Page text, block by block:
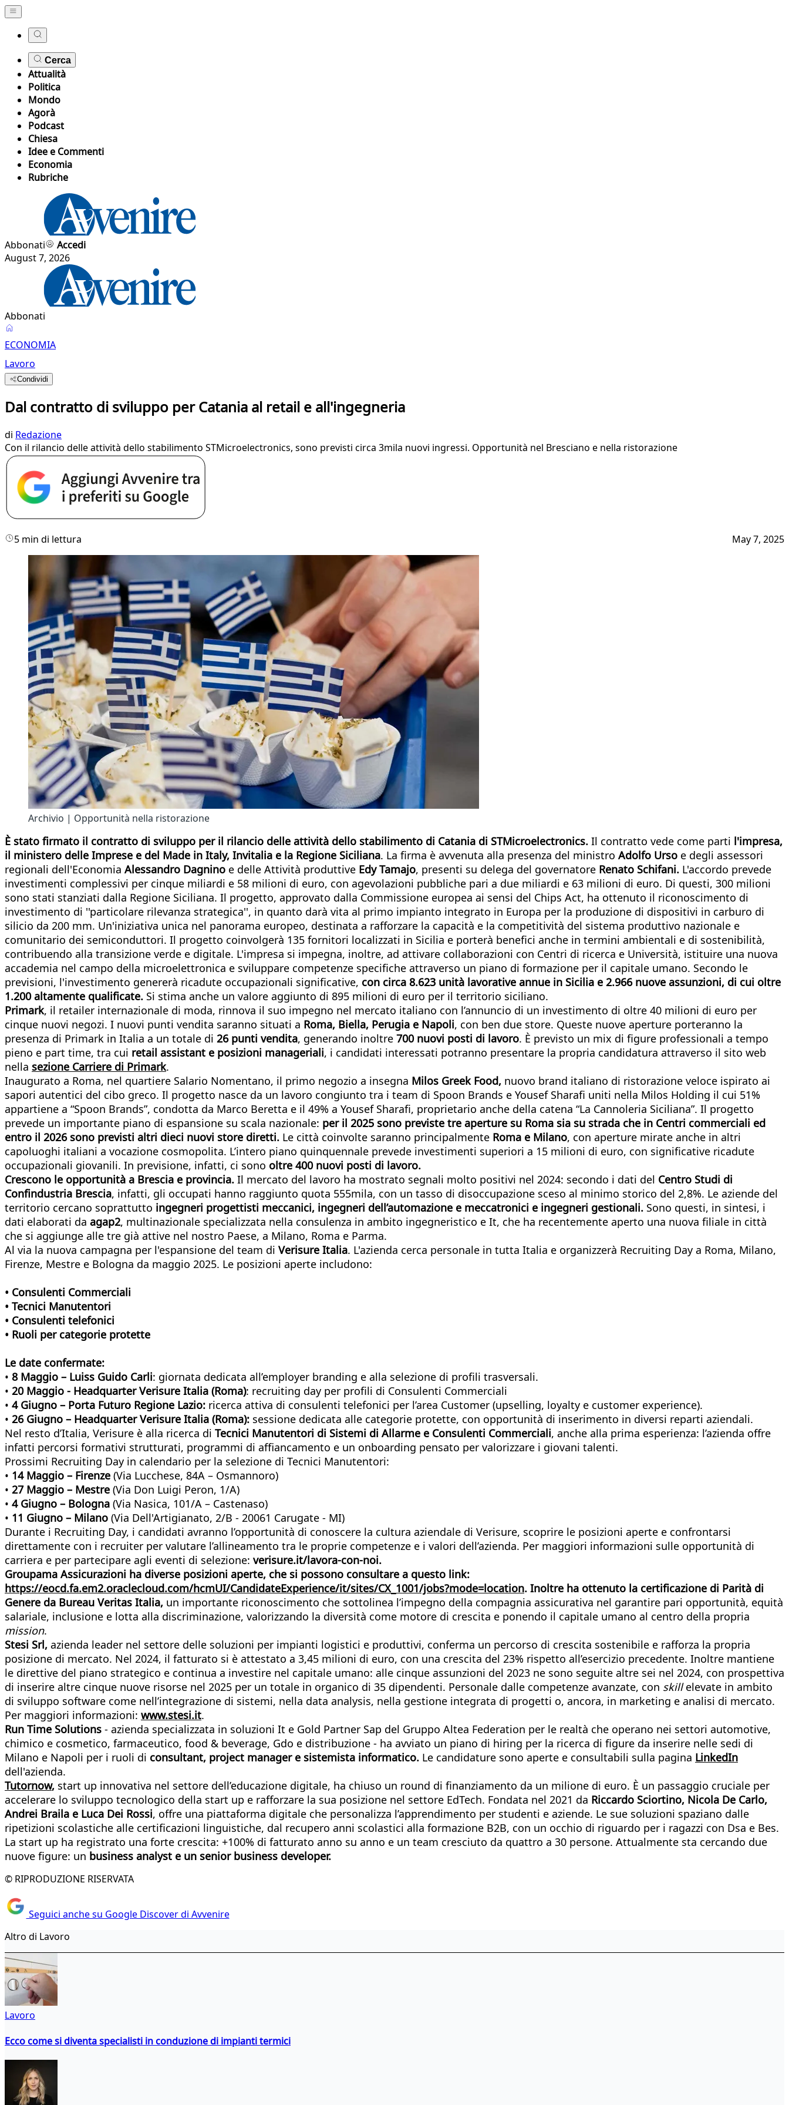
Cerca
Attualità
Politica
Mondo
Agorà
Podcast
Chiesa
Idee e Commenti
Economia
Rubriche
Abbonati
Accedi
August 7, 2026
Abbonati
ECONOMIA
Lavoro
Condividi
Dal contratto di sviluppo per Catania al retail e all'ingegneria
di Redazione
Con il rilancio delle attività dello stabilimento STMicroelectronics, sono previsti circa 3mila nuovi ingressi. Opportunità nel Bresciano e nella ristorazione
5 min di lettura May 7, 2025
Archivio | Opportunità nella ristorazione
È stato firmato il contratto di sviluppo per il rilancio delle attività dello stabilimento di Catania di STMicroelectronics. Il contratto vede come parti l'impresa,
il ministero delle Imprese e del Made in Italy, Invitalia e la Regione Siciliana. La firma è avvenuta alla presenza del ministro Adolfo Urso e degli assessori
regionali dell'Economia Alessandro Dagnino e delle Attività produttive Edy Tamajo, presenti su delega del governatore Renato Schifani. L'accordo prevede
investimenti complessivi per cinque miliardi e 58 milioni di euro, con agevolazioni pubbliche pari a due miliardi e 63 milioni di euro. Di questi, 300 milioni
sono stati stanziati dalla Regione Siciliana. Il progetto, approvato dalla Commissione europea ai sensi del Chips Act, ha ottenuto il riconoscimento di
investimento di ''particolare rilevanza strategica'', in quanto darà vita al primo impianto integrato in Europa per la produzione di dispositivi in carburo di
silicio da 200 mm. Un'iniziativa unica nel panorama europeo, destinata a rafforzare la capacità e la competitività del sistema produttivo nazionale e
comunitario dei semiconduttori. Il progetto coinvolgerà 135 fornitori localizzati in Sicilia e porterà benefici anche in termini ambientali e di sostenibilità,
contribuendo alla transizione verde e digitale. L'impresa si impegna, inoltre, ad attivare collaborazioni con Centri di ricerca e Università, istituire una nuova
accademia nel campo della microelettronica e sviluppare competenze specifiche attraverso un piano di formazione per il capitale umano. Secondo le
previsioni, l'investimento genererà ricadute occupazionali significative, con circa 8.623 unità lavorative annue in Sicilia e 2.966 nuove assunzioni, di cui oltre
1.200 altamente qualificate. Si stima anche un valore aggiunto di 895 milioni di euro per il territorio siciliano.
Primark, il retailer internazionale di moda, rinnova il suo impegno nel mercato italiano con l’annuncio di un investimento di oltre 40 milioni di euro per
cinque nuovi negozi. I nuovi punti vendita saranno situati a Roma, Biella, Perugia e Napoli, con ben due store. Queste nuove aperture porteranno la
presenza di Primark in Italia a un totale di 26 punti vendita, generando inoltre 700 nuovi posti di lavoro. È previsto un mix di figure professionali a tempo
pieno e part time, tra cui retail assistant e posizioni manageriali, i candidati interessati potranno presentare la propria candidatura attraverso il sito web
nella sezione Carriere di Primark.
Inaugurato a Roma, nel quartiere Salario Nomentano, il primo negozio a insegna Milos Greek Food, nuovo brand italiano di ristorazione veloce ispirato ai
sapori autentici del cibo greco. Il progetto nasce da un lavoro congiunto tra i team di Spoon Brands e Yousef Sharafi uniti nella Milos Holding il cui 51%
appartiene a “Spoon Brands”, condotta da Marco Beretta e il 49% a Yousef Sharafi, proprietario anche della catena “La Cannoleria Siciliana”. Il progetto
prevede un importante piano di espansione su scala nazionale: per il 2025 sono previste tre aperture su Roma sia su strada che in Centri commerciali ed
entro il 2026 sono previsti altri dieci nuovi store diretti. Le città coinvolte saranno principalmente Roma e Milano, con aperture mirate anche in altri
capoluoghi italiani a vocazione cosmopolita. L’intero piano quinquennale prevede investimenti superiori a 15 milioni di euro, con significative ricadute
occupazionali giovanili. In previsione, infatti, ci sono oltre 400 nuovi posti di lavoro.
Crescono le opportunità a Brescia e provincia. Il mercato del lavoro ha mostrato segnali molto positivi nel 2024: secondo i dati del Centro Studi di
Confindustria Brescia, infatti, gli occupati hanno raggiunto quota 555mila, con un tasso di disoccupazione sceso al minimo storico del 2,8%. Le aziende del
territorio cercano soprattutto ingegneri progettisti meccanici, ingegneri dell’automazione e meccatronici e ingegneri gestionali. Sono questi, in sintesi, i
dati elaborati da agap2, multinazionale specializzata nella consulenza in ambito ingegneristico e It, che ha recentemente aperto una nuova filiale in città
che si aggiunge alle tre già attive nel nostro Paese, a Milano, Roma e Parma.
Al via la nuova campagna per l'espansione del team di Verisure Italia. L'azienda cerca personale in tutta Italia e organizzerà Recruiting Day a Roma, Milano,
Firenze, Mestre e Bologna da maggio 2025. Le posizioni aperte includono:
• Consulenti Commerciali
• Tecnici Manutentori
• Consulenti telefonici
• Ruoli per categorie protette
Le date confermate:
• 8 Maggio – Luiss Guido Carli: giornata dedicata all’employer branding e alla selezione di profili trasversali.
• 20 Maggio - Headquarter Verisure Italia (Roma): recruiting day per profili di Consulenti Commerciali
• 4 Giugno – Porta Futuro Regione Lazio: ricerca attiva di consulenti telefonici per l’area Customer (upselling, loyalty e customer experience).
• 26 Giugno – Headquarter Verisure Italia (Roma): sessione dedicata alle categorie protette, con opportunità di inserimento in diversi reparti aziendali.
Nel resto d’Italia, Verisure è alla ricerca di Tecnici Manutentori di Sistemi di Allarme e Consulenti Commerciali, anche alla prima esperienza: l’azienda offre
infatti percorsi formativi strutturati, programmi di affiancamento e un onboarding pensato per valorizzare i giovani talenti.
Prossimi Recruiting Day in calendario per la selezione di Tecnici Manutentori:
• 14 Maggio – Firenze (Via Lucchese, 84A – Osmannoro)
• 27 Maggio – Mestre (Via Don Luigi Peron, 1/A)
• 4 Giugno – Bologna (Via Nasica, 101/A – Castenaso)
• 11 Giugno – Milano (Via Dell'Artigianato, 2/B - 20061 Carugate - MI)
Durante i Recruiting Day, i candidati avranno l’opportunità di conoscere la cultura aziendale di Verisure, scoprire le posizioni aperte e confrontarsi
direttamente con i recruiter per valutare l’allineamento tra le proprie competenze e i valori dell’azienda. Per maggiori informazioni sulle opportunità di
carriera e per partecipare agli eventi di selezione: verisure.it/lavora-con-noi.
Groupama Assicurazioni ha diverse posizioni aperte, che si possono consultare a questo link:
https://eocd.fa.em2.oraclecloud.com/hcmUI/CandidateExperience/it/sites/CX_1001/jobs?mode=location. Inoltre ha ottenuto la certificazione di Parità di
Genere da Bureau Veritas Italia, un importante riconoscimento che sottolinea l’impegno della compagnia assicurativa nel garantire pari opportunità, equità
salariale, inclusione e lotta alla discriminazione, valorizzando la diversità come motore di crescita e ponendo il capitale umano al centro della propria
mission.
Stesi Srl, azienda leader nel settore delle soluzioni per impianti logistici e produttivi, conferma un percorso di crescita sostenibile e rafforza la propria
posizione di mercato. Nel 2024, il fatturato si è attestato a 3,45 milioni di euro, con una crescita del 23% rispetto all’esercizio precedente. Inoltre mantiene
le direttive del piano strategico e continua a investire nel capitale umano: alle cinque assunzioni del 2023 ne sono seguite altre sei nel 2024, con prospettiva
di inserire altre cinque nuove risorse nel 2025 per un totale in organico di 35 dipendenti. Personale dalle competenze avanzate, con skillelevate in ambito
di sviluppo software come nell’integrazione di sistemi, nella data analysis, nella gestione integrata di progetti o, ancora, in marketing e analisi di mercato.
Per maggiori informazioni: www.stesi.it.
Run Time Solutions - azienda specializzata in soluzioni It e Gold Partner Sap del Gruppo Altea Federation per le realtà che operano nei settori automotive,
chimico e cosmetico, farmaceutico, food & beverage, Gdo e distribuzione - ha avviato un piano di hiring per la ricerca di figure da inserire nelle sedi di
Milano e Napoli per i ruoli di consultant, project manager e sistemista informatico. Le candidature sono aperte e consultabili sulla pagina LinkedIn
dell'azienda.
Tutornow, start up innovativa nel settore dell’educazione digitale, ha chiuso un round di finanziamento da un milione di euro. È un passaggio cruciale per
accelerare lo sviluppo tecnologico della start up e rafforzare la sua posizione nel settore EdTech. Fondata nel 2021 da Riccardo Sciortino, Nicola De Carlo,
Andrei Braila e Luca Dei Rossi, offre una piattaforma digitale che personalizza l’apprendimento per studenti e aziende. Le sue soluzioni spaziano dalle
ripetizioni scolastiche alle certificazioni linguistiche, dal recupero anni scolastici alla formazione B2B, con un occhio di riguardo per i ragazzi con Dsa e Bes.
La start up ha registrato una forte crescita: +100% di fatturato anno su anno e un team cresciuto da quattro a 30 persone. Attualmente sta cercando due
nuove figure: un business analyst e un senior business developer.
© RIPRODUZIONE RISERVATA
Seguici anche su Google Discover di Avvenire
Altro di Lavoro
Lavoro
Ecco come si diventa specialisti in conduzione di impianti termici